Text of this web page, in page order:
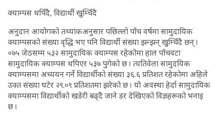
क्याम्पस थपिँदै, विद्यार्थी खुम्चिँदै
अनुदान आयोगको तथ्यांकअनुसार पछिल्लो पाँच वर्षमा सामुदायिक
क्याम्पसको संख्या वृद्धि भए पनि विद्यार्थी संख्या झन्झन् खुम्चिँदै छन् ।
०७५ जेठसम्म ५३२ सामुदायिक क्याम्पस रहेकोमा हाल पाँचवटा
सामुदायिक क्याम्पस थपिएर ५३७ पुगेको छ । त्यतिवेला सामुदयिक
क्याम्पसमा अध्ययन गर्ने विद्यार्थीको संख्या ३६.६ प्रतिशत रहेकोमा अहिले
उक्त संख्या घटेर २९.०९ प्रतिशतमा झरेको छ । यो अवस्था हेर्दा सामुदायिक
क्याम्पसमा विद्यार्थीको खडेरी बढ्दै जाने डर देखिएको विज्ञहरूको भनाइ
छ ।